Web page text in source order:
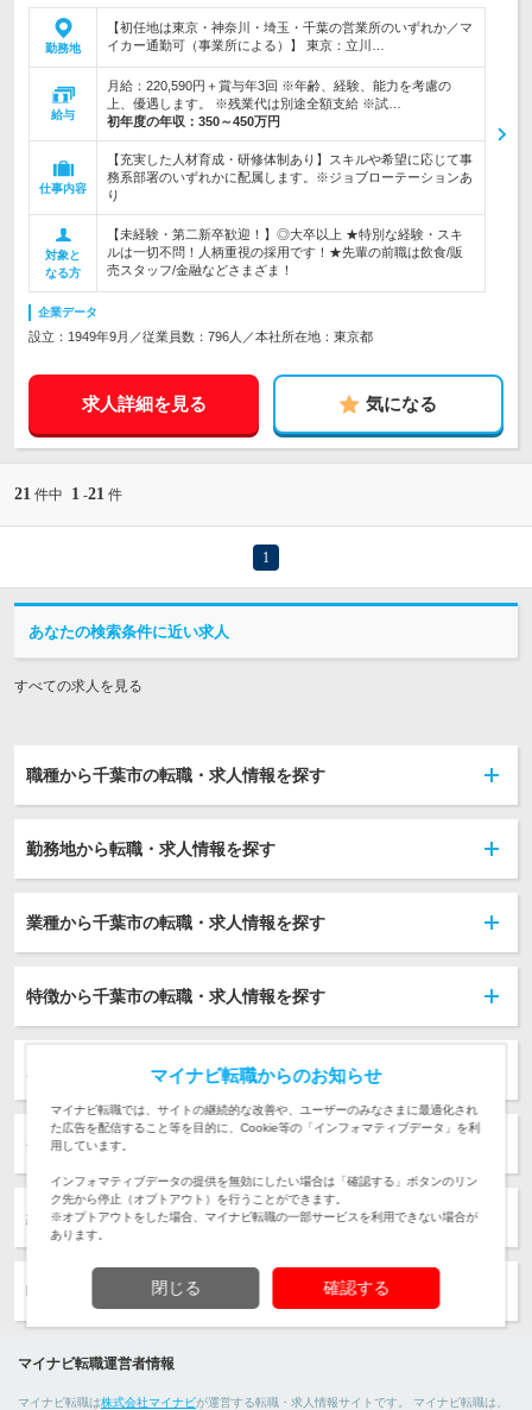
勤務地
【初任地は東京・神奈川・埼玉・千葉の営業所のいずれか／マ
イカー通勤可（事業所による）】 東京：立川…
給与
月給：220,590円＋賞与年3回 ※年齢、経験、能力を考慮の
上、優遇します。 ※残業代は別途全額支給 ※試…
初年度の年収： 350～450万円
仕事内容
【充実した人材育成・研修体制あり】スキルや希望に応じて事
務系部署のいずれかに配属します。※ジョブローテーションあ
り
対象と
なる方
【未経験・第二新卒歓迎！】◎大卒以上 ★特別な経験・スキ
ルは一切不問！人柄重視の採用です！★先輩の前職は飲食/販
売スタッフ/金融などさまざま！
企業データ
設立：1949年9月／従業員数：796人／本社所在地：東京都
求人詳細を見る 気になる
21 件中 1 -21 件
1
あなたの検索条件に近い求人
すべての求人を見る
職種から千葉市の転職・求人情報を探す
勤務地から転職・求人情報を探す
業種から千葉市の転職・求人情報を探す
特徴から千葉市の転職・求人情報を探す
雇用形態から千葉市の転職・求人情報を探す
初年度年収から千葉市の転職・求人情報を探す
経験から千葉市の転職・求人情報を探す
転職ノウハウ
マイナビ転職運営者情報
マイナビ転職は株式会社マイナビが運営する転職・求人情報サイトです。 マイナビ転職は、
マイナビ転職からのお知らせ
マイナビ転職では、サイトの継続的な改善や、ユーザーのみなさまに最適化され
た広告を配信すること等を目的に、Cookie等の「インフォマティブデータ」を利
用しています。
インフォマティブデータの提供を無効にしたい場合は「確認する」ボタンのリン
ク先から停止（オプトアウト）を行うことができます。
※オプトアウトをした場合、マイナビ転職の一部サービスを利用できない場合が
あります。
閉じる 確認する